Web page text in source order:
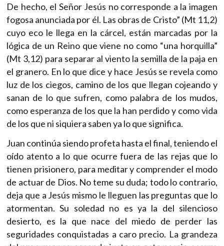
De hecho, el Señor Jesús no corresponde a la imagen
fogosa anunciada por él. Las obras de Cristo” (Mt 11,2)
cuyo eco le llega en la cárcel, están marcadas por la
lógica de un Reino que viene no como “una horquilla”
(Mt 3,12) para separar al viento la semilla de la paja en
el granero. En lo que dice y hace Jesús se revela como
luz de los ciegos, camino de los que llegan cojeando y
sanan de lo que sufren, como palabra de los mudos,
como esperanza de los que la han perdido y como vida
de los que ni siquiera saben ya lo que significa.
Juan continúa siendo profeta hasta el final, teniendo el
oído atento a lo que ocurre fuera de las rejas que lo
tienen prisionero, para meditar y comprender el modo
de actuar de Dios. No teme su duda; todo lo contrario,
deja que a Jesús mismo le lleguen las preguntas que lo
atormentan. Su soledad no es ya la del silencioso
desierto, es la que nace del miedo de perder las
seguridades conquistadas a caro precio. La grandeza